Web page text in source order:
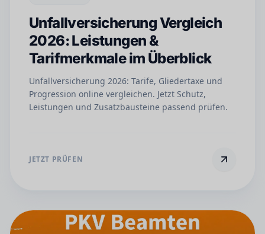
Unfallversicherung Vergleich
2026: Leistungen &
Tarifmerkmale im Überblick
Unfallversicherung 2026: Tarife, Gliedertaxe und
Progression online vergleichen. Jetzt Schutz,
Leistungen und Zusatzbausteine passend prüfen.
JETZT PRÜFEN